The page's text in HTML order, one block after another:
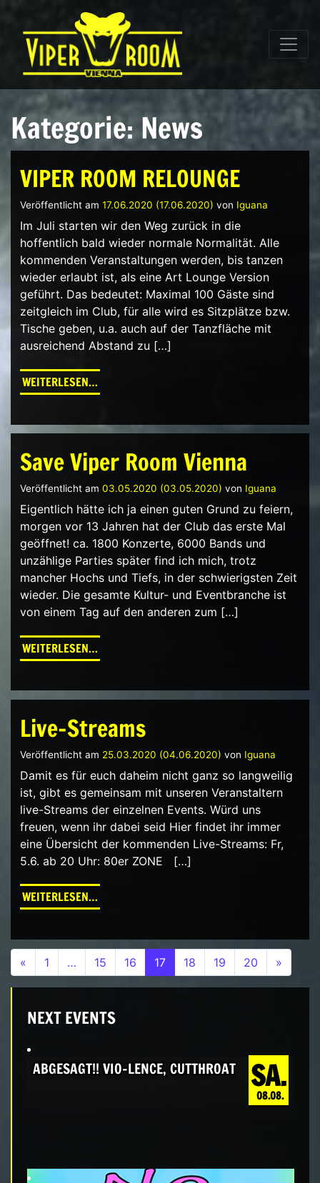
Hauptnavigation
Kategorie: News
VIPER ROOM RELOUNGE
Veröffentlicht am 17.06.2020 (17.06.2020) von Iguana
Im Juli starten wir den Weg zurück in die
hoffentlich bald wieder normale Normalität. Alle
kommenden Veranstaltungen werden, bis tanzen
wieder erlaubt ist, als eine Art Lounge Version
geführt. Das bedeutet: Maximal 100 Gäste sind
zeitgleich im Club, für alle wird es Sitzplätze bzw.
Tische geben, u.a. auch auf der Tanzfläche mit
ausreichend Abstand zu […]
WEITERLESEN…FROM VIPER ROOM RELOUNGE
Save Viper Room Vienna
Veröffentlicht am 03.05.2020 (03.05.2020) von Iguana
Eigentlich hätte ich ja einen guten Grund zu feiern,
morgen vor 13 Jahren hat der Club das erste Mal
geöffnet! ca. 1800 Konzerte, 6000 Bands und
unzählige Parties später find ich mich, trotz
mancher Hochs und Tiefs, in der schwierigsten Zeit
wieder. Die gesamte Kultur- und Eventbranche ist
von einem Tag auf den anderen zum […]
WEITERLESEN…FROM SAVE VIPER ROOM VIENNA
Live-Streams
Veröffentlicht am 25.03.2020 (04.06.2020) von Iguana
Damit es für euch daheim nicht ganz so langweilig
ist, gibt es gemeinsam mit unseren Veranstaltern
live-Streams der einzelnen Events. Würd uns
freuen, wenn ihr dabei seid Hier findet ihr immer
eine Übersicht der kommenden Live-Streams: Fr,
5.6. ab 20 Uhr: 80er ZONE […]
WEITERLESEN…FROM LIVE-STREAMS
Beitrags-Navigation
« 1 … 15 16 17 18 19 20 »
NEXT EVENTS
SA.
08.08.
ABGESAGT!! VIO-LENCE, CUTTHROAT